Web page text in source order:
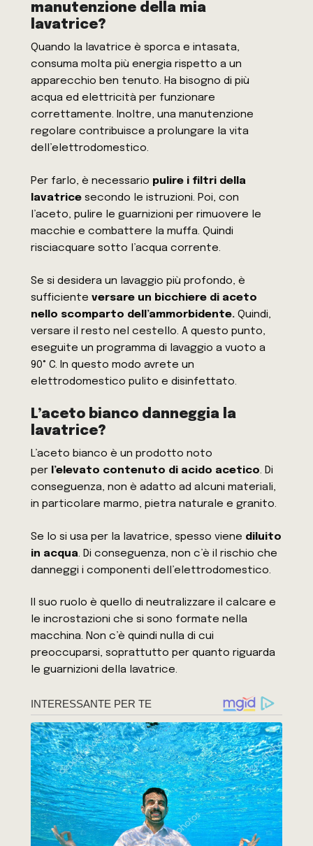
manutenzione della mia
lavatrice?
Quando la lavatrice è sporca e intasata,
consuma molta più energia rispetto a un
apparecchio ben tenuto. Ha bisogno di più
acqua ed elettricità per funzionare
correttamente. Inoltre, una manutenzione
regolare contribuisce a prolungare la vita
dell’elettrodomestico.
Per farlo, è necessario pulire i filtri della
lavatrice secondo le istruzioni. Poi, con
l’aceto, pulire le guarnizioni per rimuovere le
macchie e combattere la muffa. Quindi
risciacquare sotto l’acqua corrente.
Se si desidera un lavaggio più profondo, è
sufficienteversare un bicchiere di aceto
nello scomparto dell’ammorbidente. Quindi,
versare il resto nel cestello. A questo punto,
eseguite un programma di lavaggio a vuoto a
90° C. In questo modo avrete un
elettrodomestico pulito e disinfettato.
L’aceto bianco danneggia la
lavatrice?
L’aceto bianco è un prodotto noto
per l’elevato contenuto di acido acetico. Di
conseguenza, non è adatto ad alcuni materiali,
in particolare marmo, pietra naturale e granito.
Se lo si usa per la lavatrice, spesso viene diluito
in acqua. Di conseguenza, non c’è il rischio che
danneggi i componenti dell’elettrodomestico.
Il suo ruolo è quello di neutralizzare il calcare e
le incrostazioni che si sono formate nella
macchina. Non c’è quindi nulla di cui
preoccuparsi, soprattutto per quanto riguarda
le guarnizioni della lavatrice.